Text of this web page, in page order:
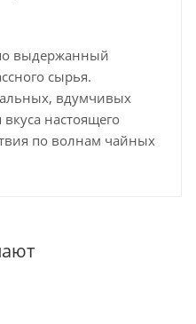
выдержанный
сырья.
вдумчивых
настоящего
по волнам чайных